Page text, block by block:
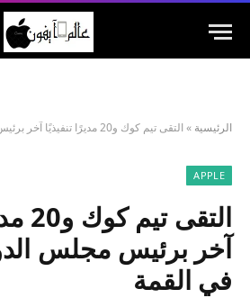
الرئيسية » التقى تيم كوك و20 مديرًا تنفيذيًا آخر برئيس مجلس الدولة الصيني في القمة
APPLE
آخر برئيس مجلس
في القمة